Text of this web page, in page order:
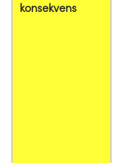
konsekvens